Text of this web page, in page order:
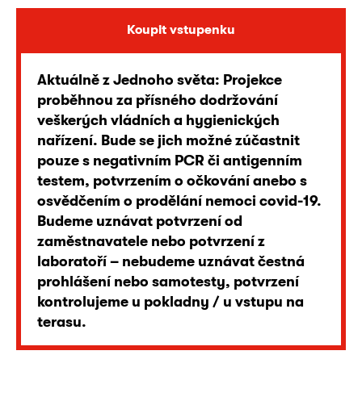
Koupit vstupenku
Aktuálně z Jednoho světa: Projekce
proběhnou za přísného dodržování
veškerých vládních a hygienických
nařízení. Bude se jich možné zúčastnit
pouze s negativním PCR či antigenním
testem, potvrzením o očkování anebo s
osvědčením o prodělání nemoci covid-19.
Budeme uznávat potvrzení od
zaměstnavatele nebo potvrzení z
laboratoří – nebudeme uznávat čestná
prohlášení nebo samotesty, potvrzení
kontrolujeme u pokladny / u vstupu na
terasu.